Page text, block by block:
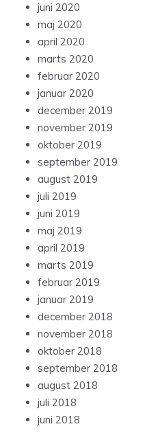
juni 2020
maj 2020
april 2020
marts 2020
februar 2020
januar 2020
december 2019
november 2019
oktober 2019
september 2019
august 2019
juli 2019
juni 2019
maj 2019
april 2019
marts 2019
februar 2019
januar 2019
december 2018
november 2018
oktober 2018
september 2018
august 2018
juli 2018
juni 2018